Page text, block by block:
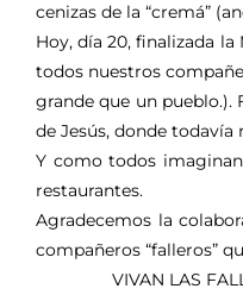
cenizas de la “cremá”
Hoy, día 20, finalizada
todos nuestros
grande que un
de Jesús, donde
Y como todos
restaurantes.
Agradecemos la
compañeros “falleros”
VIVAN LAS FALLAS;